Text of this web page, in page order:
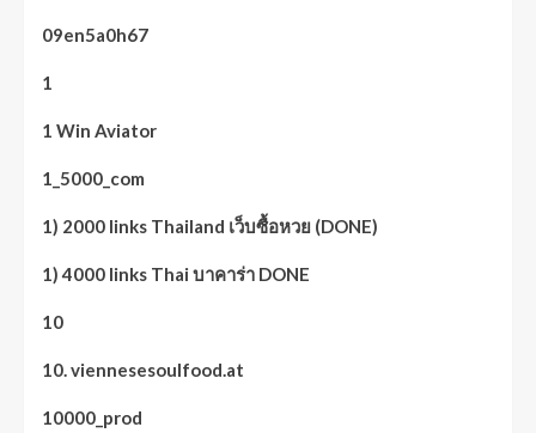
09en5a0h67
1
1 Win Aviator
1_5000_com
1) 2000 links Thailand เว็บซื้อหวย (DONE)
1) 4000 links Thai บาคาร่า DONE
10
10. viennesesoulfood.at
10000_prod